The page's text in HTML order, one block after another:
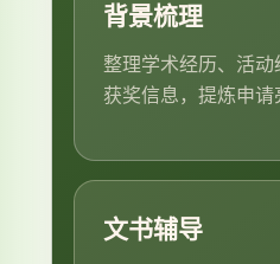
背景梳理
整理学术经历、活
获奖信息，提炼申请
文书辅导